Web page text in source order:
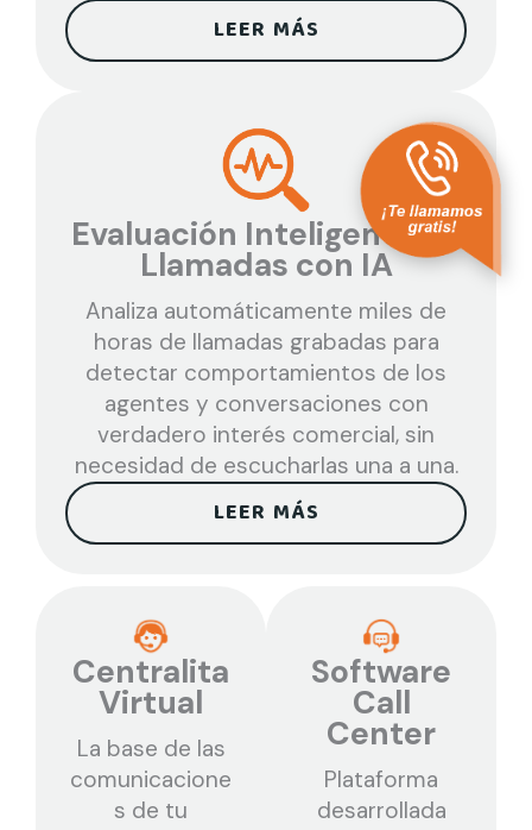
LEER MÁS
Evaluación Inteligente de
Llamadas con IA
Analiza automáticamente miles de
horas de llamadas grabadas para
detectar comportamientos de los
agentes y conversaciones con
verdadero interés comercial, sin
necesidad de escucharlas una a una.
LEER MÁS
Centralita
Virtual
La base de las
comunicacione
s de tu
Software
Call
Center
Plataforma
desarrollada